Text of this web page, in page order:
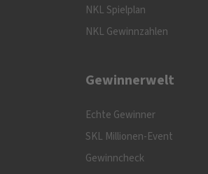
NKL Spielplan
NKL Gewinnzahlen
Gewinnerwelt
Echte Gewinner
SKL Millionen-Event
Gewinncheck